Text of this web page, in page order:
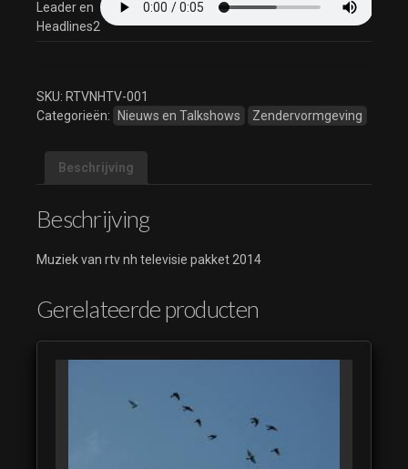
Leader en
Headlines2
SKU: RTVNHTV-001
Categorieën: Nieuws en Talkshows Zendervormgeving
Beschrijving
Beschrijving
Muziek van rtv nh televisie pakket 2014
Gerelateerde producten